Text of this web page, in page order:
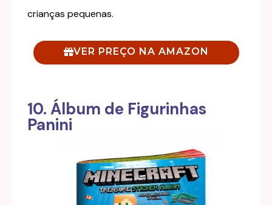
crianças pequenas.
VER PREÇO NA AMAZON
10. Álbum de Figurinhas
Panini